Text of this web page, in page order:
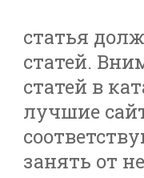
статья
статей.
статей в
лучшие
занять от